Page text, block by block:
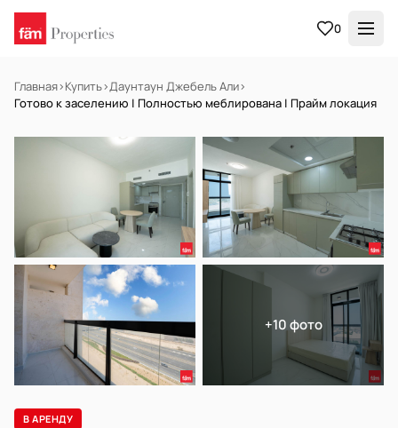
0
Главная›Купить›Даунтаун Джебель Али›
Готово к заселению | Полностью меблирована | Прайм локация
В АРЕНДУ Готов к заселению
+10 фото
В АРЕНДУ